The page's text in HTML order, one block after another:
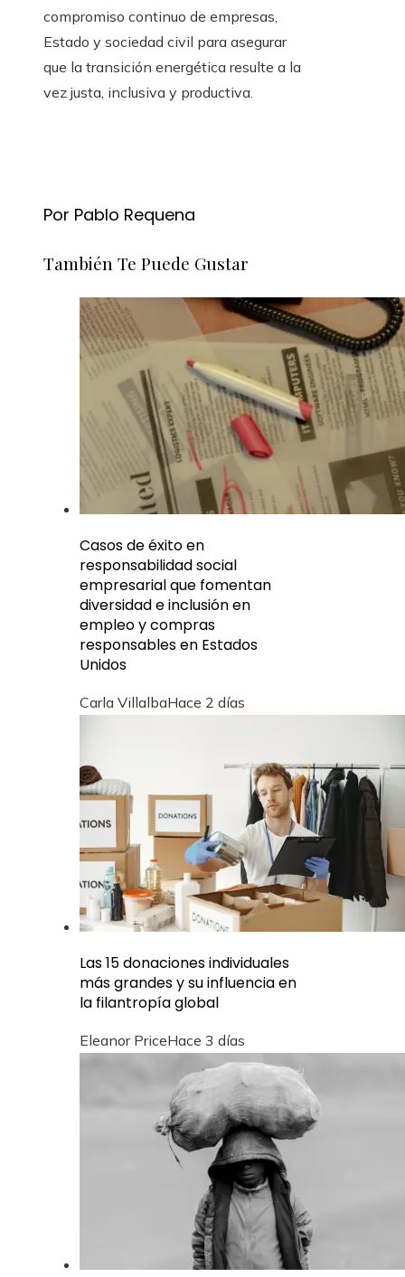
compromiso continuo de empresas,
Estado y sociedad civil para asegurar
que la transición energética resulte a la
vez justa, inclusiva y productiva.
Por Pablo Requena
También Te Puede Gustar
Casos de éxito en
responsabilidad social
empresarial que fomentan
diversidad e inclusión en
empleo y compras
responsables en Estados
Unidos
Carla VillalbaHace 2 días
Las 15 donaciones individuales
más grandes y su influencia en
la filantropía global
Eleanor PriceHace 3 días